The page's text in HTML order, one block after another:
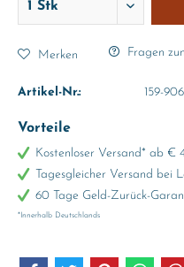
Merken Fragen
Artikel-Nr.: 159-
Vorteile
Kostenloser Versand* ab €
Tagesgleicher Versand bei
60 Tage Geld-Zurück-
*Innerhalb Deutschlands